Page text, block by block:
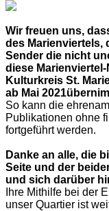
Wir freuen uns,
des Marienviertels,
Sender die nicht
diese
Kulturkreis St.
ab Mai
So kann die
Publikationen ohne
fortgeführt werden.
Danke an alle, die
Seite und der
und sich darüber
Ihre Mithilfe bei der
unser Quartier ist